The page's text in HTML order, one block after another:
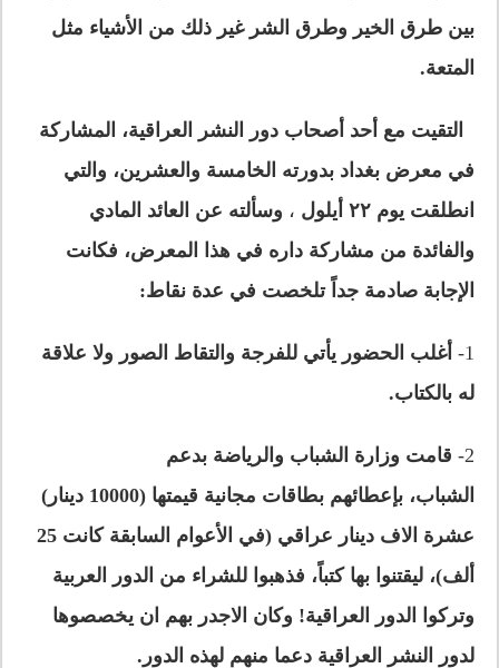
بين طرق الخير وطرق الشر غير ذلك من الأشياء مثل
المتعة.
التقيت مع أحد أصحاب دور النشر العراقية، المشاركة
في معرض بغداد بدورته الخامسة والعشرين، والتي
انطلقت يوم ٢٢ أيلول
، وسألته عن العائد المادي
والفائدة من مشاركة داره في هذا المعرض، فكانت
الإجابة صادمة جداً تلخصت في عدة نقاط:
1-
أغلب الحضور يأتي للفرجة والتقاط الصور ولا علاقة
له بالكتاب.
2- قامت وزارة الشباب والرياضة بدعم
الشباب،
بإعطائهم بطاقات مجانية قيمتها (10000 دينار)
عشرة الاف دينار عراقي
(في الأعوام السابقة كانت 25
ألف)، ليقتنوابهاكتباً، فذهبوا للشراء من الدور العربية
وتركوا الدور العراقية! وكان الاجدر بهم ان يخصصوها
لدور النشر العراقية دعما منهم لهذه الدور.